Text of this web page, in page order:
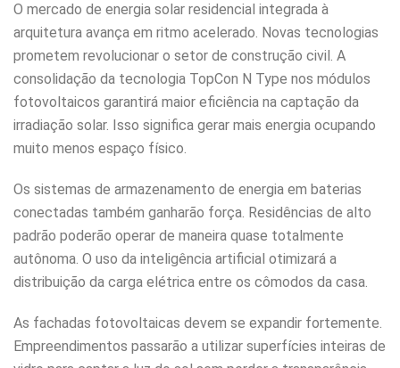
O mercado de energia solar residencial integrada à
arquitetura avança em ritmo acelerado. Novas tecnologias
prometem revolucionar o setor de construção civil. A
consolidação da tecnologia TopCon N Type nos módulos
fotovoltaicos garantirá maior eficiência na captação da
irradiação solar. Isso significa gerar mais energia ocupando
muito menos espaço físico.
Os sistemas de armazenamento de energia em baterias
conectadas também ganharão força. Residências de alto
padrão poderão operar de maneira quase totalmente
autônoma. O uso da inteligência artificial otimizará a
distribuição da carga elétrica entre os cômodos da casa.
As fachadas fotovoltaicas devem se expandir fortemente.
Empreendimentos passarão a utilizar superfícies inteiras de